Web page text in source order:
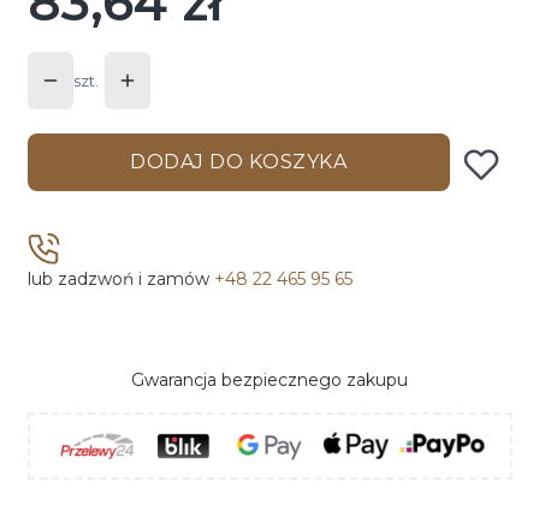
szt.
DODAJ DO KOSZYKA
lub zadzwoń i zamów +48 22 465 95 65
Gwarancja bezpiecznego zakupu